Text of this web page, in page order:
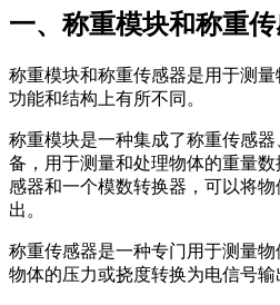
一、称重模块和称重
称重模块和称重传感器是用于测
功能和结构上有所不同。
称重模块是一种集成了称重传感
备，用于测量和处理物体的重量
感器和一个模数转换器，可以将
出。
称重传感器是一种专门用于测量
物体的压力或挠度转换为电信号输